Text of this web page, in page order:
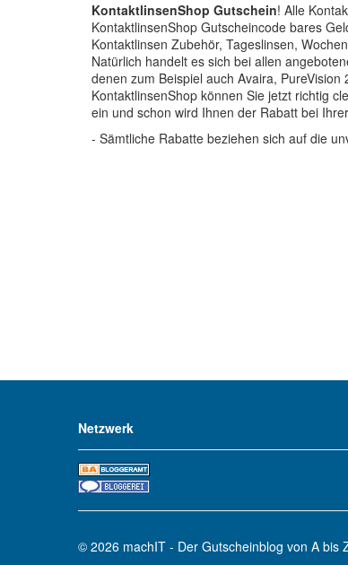
KontaktlinsenShop Gutschein! Alle
KontaktlinsenShop Gutscheincode bares
Kontaktlinsen Zubehör, Tageslinsen,
Natürlich handelt es sich bei allen
denen zum Beispiel auch Avaira,
KontaktlinsenShop können Sie jetzt richtig
ein und schon wird Ihnen der Rabatt bei
- Sämtliche Rabatte beziehen sich auf die
Netzwerk
© 2026 machIT - Der Gutscheinblog von A bis